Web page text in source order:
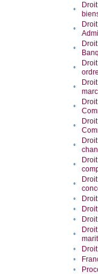
•
•
•
•
ordre
•
•
•
•
•
•
•
•
•
•
•
•
•